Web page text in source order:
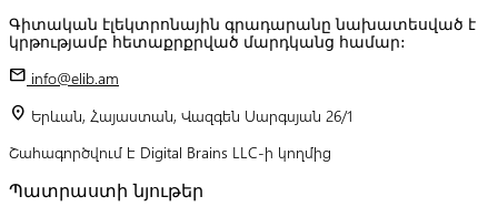
Գիտական էլեկտրոնային գրադարանը նախատեսված է
կրթությամբ հետաքրքրված մարդկանց համար:
mail info@elib.am
location_on Երևան, Հայաստան, Վազգեն Սարգսյան 26/1
Շահագործվում է Digital Brains LLC-ի կողմից
Պատրաստի նյութեր